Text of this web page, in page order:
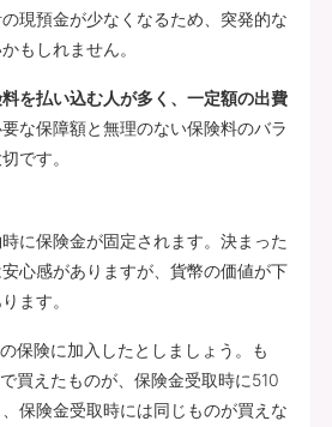
現預金が少なくなるため、突発的な
もしれません。
を払い込む人が多く、一定額の出費
な保障額と無理のない保険料のバラ
です。
に保険金が固定されます。決まった
心感がありますが、貨幣の価値が下
ます。
保険に加入したとしましょう。も
買えたものが、保険金受取時に510
保険金受取時には同じものが買えな